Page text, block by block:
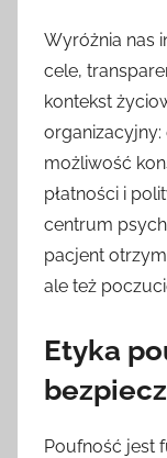
Wyróżnia nas
cele,
kontekst
możliwość
płatności i
centrum
pacjent
ale też
Etyka
Poufność jest